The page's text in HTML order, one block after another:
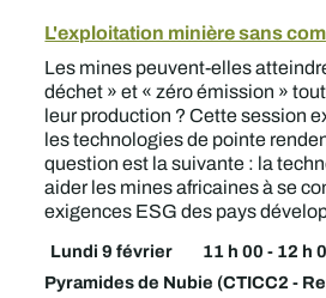
L'exploitation minière sans
Les mines peuvent-elles
déchet » et « zéro émission »
leur production ? Cette session
les technologies de pointe
question est la suivante : la
aider les mines africaines à se
exigences ESG des pays
Lundi 9 février 11 h 00 - 12 h
Pyramides de Nubie (CTICC2 -